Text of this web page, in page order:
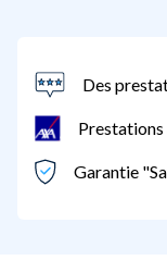
Des
Prestations
Garantie